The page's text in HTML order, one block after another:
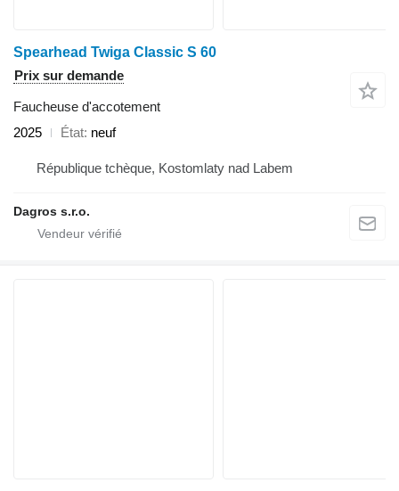
Spearhead Twiga Classic S 60
Prix sur demande
Faucheuse d'accotement
2025
État neuf
République tchèque, Kostomlaty nad Labem
Dagros s.r.o.